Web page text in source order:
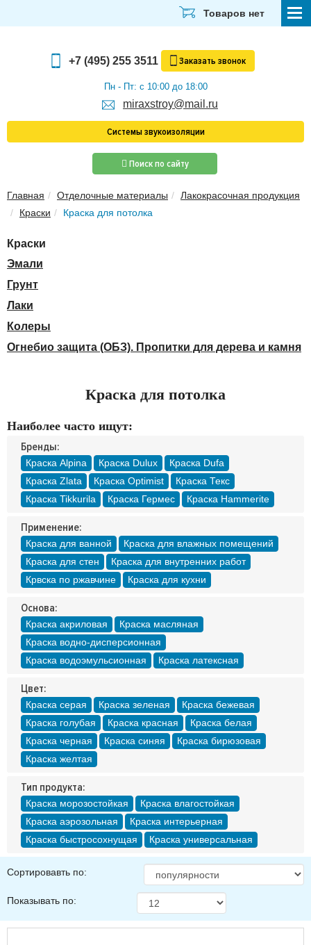
ЭЛЕКТРИКА И ОСВЕЩЕНИЕ
ЗВУКОИЗОЛЯЦИЯ
Главная
О компании
Оплата
Контакты
Войти в магазин
Товаров нет
+7 (495) 255 3511 Заказать звонок
Пн - Пт: с 10:00 до 18:00
miraxstroy@mail.ru
Системы звукоизоляции
Поиск по сайту
Главная Отделочные материалы
Лакокрасочная продукция
Краски
Краска для потолка
Краски
Эмали
Грунт
Лаки
Колеры
Огнебио защита (ОБЗ). Пропитки для дерева и камня
Краска для потолка
Наиболее часто ищут:
Бренды:
Краска Alpina Краска Dulux
Краска Dufa
Краска Zlata
Краска Optimist
Краска Текс
Краска Tikkurila
Краска Гермес Краска Hammerite
Применение:
Краска для ванной
Краска для влажных помещений
Краска для стен
Краска для внутренних работ
Крвска по ржавчине
Краска для кухни
Основа:
Краска акриловая
Краска масляная
Краска водно-дисперсионная
Краска водоэмульсионная
Краска латексная
Цвет:
Краска серая Краска зеленая
Краска бежевая
Краска голубая
Краска красная
Краска белая
Краска черная
Краска синяя
Краска бирюзовая
Краска желтая
Тип продукта:
Краска морозостойкая
Краска влагостойкая
Краска аэрозольная
Краска интерьерная
Краска быстросохнущая
Краска универсальная
Сортировавть по:
Показывать по: